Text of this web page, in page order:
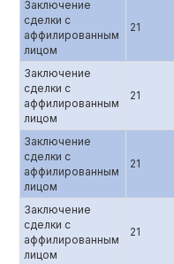
Заключение
сделки с
аффилированным
лицом
21
Заключение
сделки с
аффилированным
лицом
21
Заключение
сделки с
аффилированным
лицом
21
Заключение
сделки с
аффилированным
лицом
21